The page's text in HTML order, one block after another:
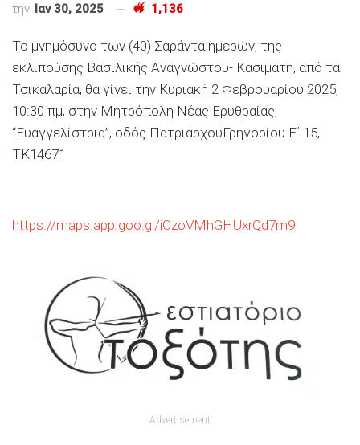
την Ιαν 30, 2025 1,136
Το μνημόσυνο των (40) Σαράντα ημερών, της
εκλιπούσης Βασιλικής Αναγνώστου- Κασιμάτη, από τα
Τσικαλαρία, θα γίνει την Κυριακή 2 Φεβρουαρίου 2025,
10:30 πμ, στην Μητρόπολη Νέας Ερυθραίας,
“Ευαγγελίστρια”, οδός ΠατριάρχουΓρηγορίου Ε΄ 15,
ΤΚ14671
https://maps.app.goo.gl/iCzoVMhGHUxrQd7m9
Advertisement